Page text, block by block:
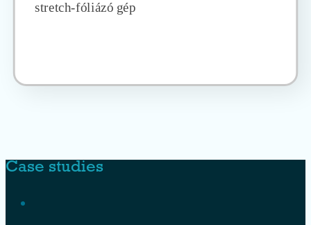
stretch-fóliázó gép
Case studies